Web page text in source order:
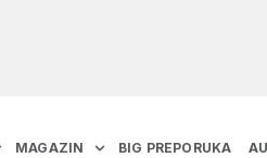
MAGAZIN BIG PREPORUKA